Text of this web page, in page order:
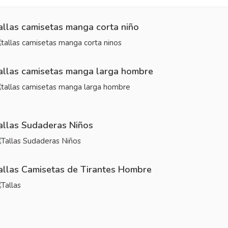
camisetas manga corta niño
camisetas manga larga hombre
Sudaderas Niños
Camisetas de Tirantes Hombre